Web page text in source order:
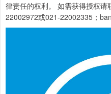
律责任的权利。 如需获得授权
22002972或021-22002335；